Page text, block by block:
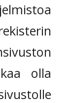
olla